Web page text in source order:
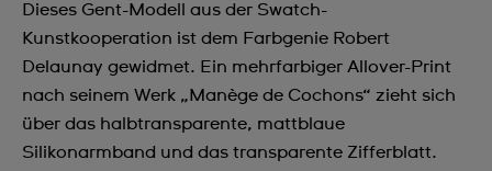
Dieses Gent-Modell aus der Swatch-
Kunstkooperation ist dem Farbgenie Robert
Delaunay gewidmet. Ein mehrfarbiger Allover-Print
nach seinem Werk „Manège de Cochons“ zieht sich
über das halbtransparente, mattblaue
Silikonarmband und das transparente Zifferblatt.